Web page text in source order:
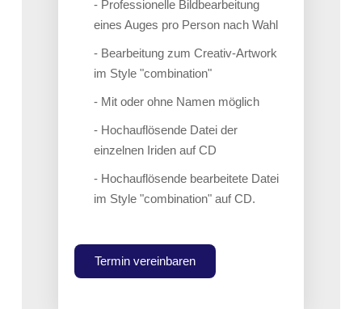
- Professionelle Bildbearbeitung
eines Auges pro Person nach Wahl
- Bearbeitung zum Creativ-Artwork
im Style "combination"
- Mit oder ohne Namen möglich
- Hochauflösende Datei der
einzelnen Iriden auf CD
- Hochauflösende bearbeitete Datei
im Style "combination" auf CD.
Termin vereinbaren